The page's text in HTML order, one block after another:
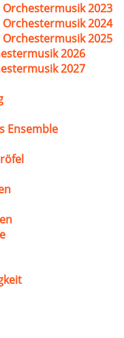
2023
2024
2025
2026
2027
Ensemble